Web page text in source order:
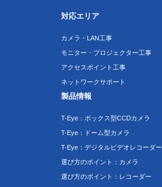
対応エリア
カメラ・LAN工事
モニター・プロジェクター工事
アクセスポイント工事
ネットワークサポート
製品情報
T-Eye：ボックス型CCDカメラ
T-Eye：ドーム型カメラ
T-Eye：デジタルビデオレコーダー
選び方のポイント：カメラ
選び方のポイント：レコーダー